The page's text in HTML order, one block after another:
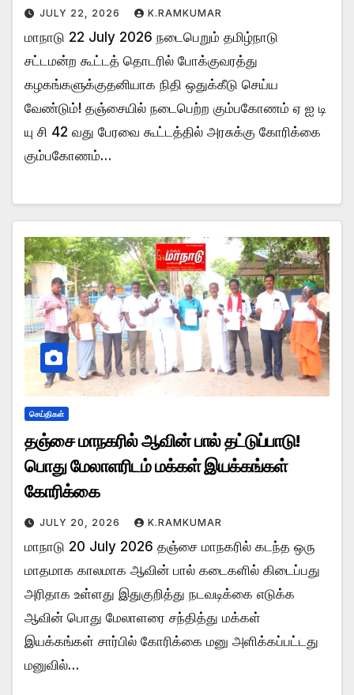
JULY 22, 2026 K.RAMKUMAR
மாநாடு 22 July 2026 நடைபெறும் தமிழ்நாடு
சட்டமன்ற கூட்டத் தொடரில் போக்குவரத்து
கழகங்களுக்குதனியாக நிதி ஒதுக்கீடு செய்ய
வேண்டும்! தஞ்சையில் நடைபெற்ற கும்பகோணம் ஏ ஐ டி
யு சி 42 வது பேரவை கூட்டத்தில் அரசுக்கு கோரிக்கை
கும்பகோணம்…
செய்திகள்
தஞ்சை மாநகரில் ஆவின் பால் தட்டுப்பாடு!
பொது மேலாளரிடம் மக்கள் இயக்கங்கள்
கோரிக்கை
JULY 20, 2026 K.RAMKUMAR
மாநாடு 20 July 2026 தஞ்சை மாநகரில் கடந்த ஒரு
மாதமாக காலமாக ஆவின் பால் கடைகளில் கிடைப்பது
அரிதாக உள்ளது இதுகுறித்து நடவடிக்கை எடுக்க
ஆவின் பொது மேலாளரை சந்தித்து மக்கள்
இயக்கங்கள் சார்பில் கோரிக்கை மனு அளிக்கப்பட்டது
மனுவில்…